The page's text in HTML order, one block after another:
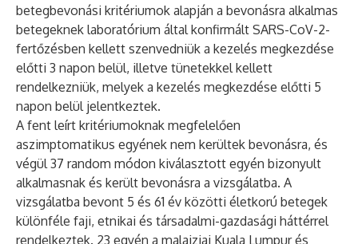
betegbevonási kritériumok alapján a bevonásra alkalmas
betegeknek laboratórium által konfirmált SARS-CoV-2-
fertőzésben kellett szenvedniük a kezelés megkezdése
előtti 3 napon belül, illetve tünetekkel kellett
rendelkezniük, melyek a kezelés megkezdése előtti 5
napon belül jelentkeztek.
A fent leírt kritériumoknak megfelelően
aszimptomatikus egyének nem kerültek bevonásra, és
végül 37 random módon kiválasztott egyén bizonyult
alkalmasnak és került bevonásra a vizsgálatba. A
vizsgálatba bevont 5 és 61 év közötti életkorú betegek
különféle faji, etnikai és társadalmi-gazdasági háttérrel
rendelkeztek. 23 egyén a malajziai Kuala Lumpur és